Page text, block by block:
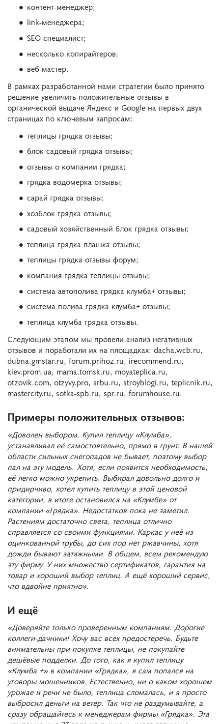
контент-менеджер;
link-менеджера;
SEO-специалист;
несколько копирайтеров;
веб-мастер.
В рамках разработанной нами стратегии было принято
решение увеличить положительные отзывы в
органической выдаче Яндекс и Google на первых двух
страницах по ключевым запросам:
теплицы грядка отзывы;
блок садовый грядка отзывы;
отзывы о компании грядка;
грядка водомерка отзывы;
сарай грядка отзывы;
хозблок грядка отзывы;
садовый хозяйственный блок грядка отзывы;
теплица грядка плашка отзывы;
теплицы грядка отзывы форум;
компания грядка теплицы отзывы;
система автополива грядка клумба+ отзывы;
система полива грядка клумба+ отзывы;
теплица клумба грядка отзывы.
Следующим этапом мы провели анализ негативных
отзывов и поработали их на площадках: dacha.wcb.ru,
dubna.gmstar.ru, forum.prihoz.ru, irecommend.ru,
kiev.prom.ua, mama.tomsk.ru, moyateplica.ru,
otzovik.com, otzyvy.pro, srbu.ru, stroyblogi.ru, teplicnik.ru,
mastercity.ru, sotka-spb.ru, spr.ru, forumhouse.ru.
Примеры положительных отзывов:
«Доволен выбором. Купил теплицу «Клумба»,
устанавливал её самостоятельно, прямо в грунт. В нашей
области сильных снегопадов не бывает, поэтому выбор
пал на эту модель. Хотя, если появится необходимость,
её легко можно укрепить. Выбирал довольно долго и
придирчиво, хотел купить теплицу в этой ценовой
категории, в итоге остановился на «Клумбе» от
компании «Грядка». Недостатков пока не заметил.
Растениям достаточно света, теплица отлично
справляется со своими функциями. Каркас у неё из
оцинкованной трубы, до сих пор нет ржавчины, хотя
дожди бывают затяжными. В общем, всем рекомендую
эту фирму. У них множество сертификатов, гарантия на
товар и хороший выбор теплиц. А ещё хороший сервис,
что вдвойне приятно».
И ещё
«Доверяйте только проверенным компаниям. Дорогие
коллеги-дачники! Хочу вас всех предостеречь. Будьте
внимательны при покупке теплицы, не покупайте
дешёвые подделки. До того, как я купил теплицу
«Клумба +» в компании «Грядка», я сам попался на
уговоры мошенников. Естественно, ни о каком хорошем
урожае и речи не было, теплица сломалась, и я просто
выбросил деньги на ветер. Так что не раздумывайте, а
сразу обращайтесь к менеджерам фирмы «Грядка». Эта